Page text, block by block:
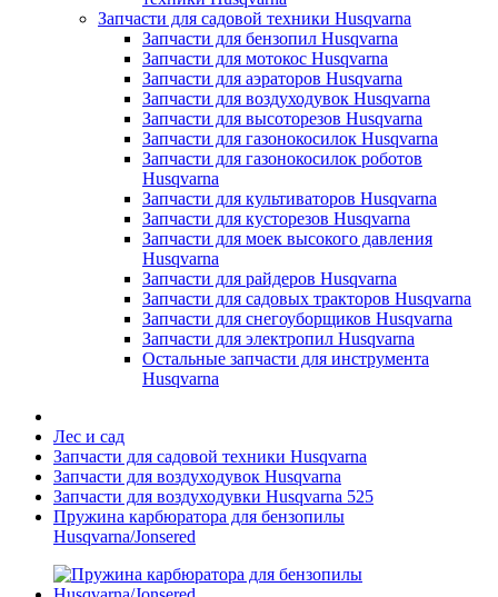
Запчасти для садовой техники Husqvarna
Запчасти для бензопил Husqvarna
Запчасти для мотокос Husqvarna
Запчасти для аэраторов Husqvarna
Запчасти для воздуходувок Husqvarna
Запчасти для высоторезов Husqvarna
Запчасти для газонокосилок Husqvarna
Запчасти для газонокосилок роботов
Husqvarna
Запчасти для культиваторов Husqvarna
Запчасти для кусторезов Husqvarna
Запчасти для моек высокого давления
Husqvarna
Запчасти для райдеров Husqvarna
Запчасти для садовых тракторов Husqvarna
Запчасти для снегоуборщиков Husqvarna
Запчасти для электропил Husqvarna
Остальные запчасти для инструмента
Husqvarna
Лес и сад
Запчасти для садовой техники Husqvarna
Запчасти для воздуходувок Husqvarna
Запчасти для воздуходувки Husqvarna 525
Пружина карбюратора для бензопилы
Husqvarna/Jonsered